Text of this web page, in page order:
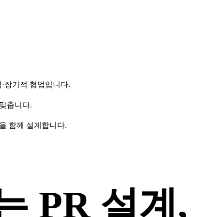
장기적 협업입니다.
춥니다.
함께 설계합니다.
PR 설계,